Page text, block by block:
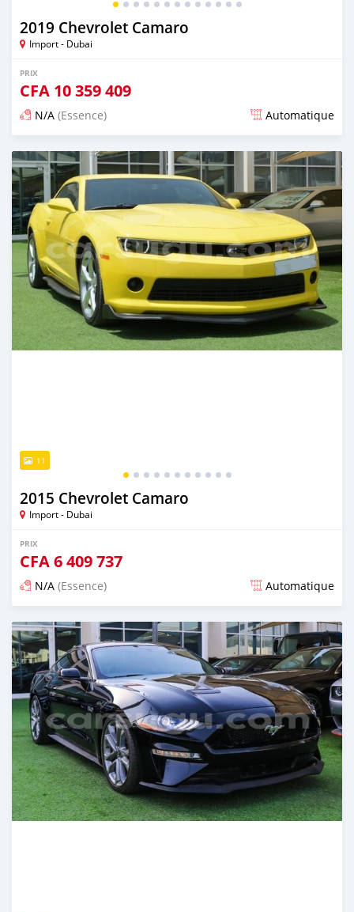
2019 Chevrolet Camaro
Import - Dubai
PRIX
CFA 10 359 409
N/A (Essence) Automatique
Publié il y a presque 6 ans
11
2015 Chevrolet Camaro
Import - Dubai
PRIX
CFA6 409 737
N/A (Essence) Automatique
Publié il y a presque 6 ans